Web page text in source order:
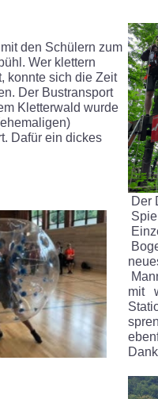
leicht
den Schülern zum
Wer klettern
konnte sich die Zeit
Der Bustransport
Kletterwald wurde
Dafür ein dickes
Der
mit